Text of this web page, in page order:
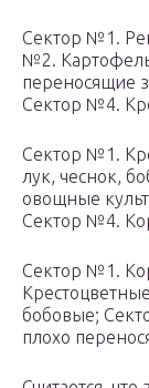
Сектор №1.
№2.
переносящие
Сектор №4.
Сектор №1.
лук, чеснок,
овощные
Сектор №4.
Сектор №1.
бобовые;
плохо